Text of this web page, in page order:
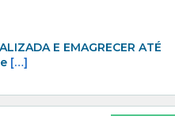
E EMAGRECER ATÉ
[…]